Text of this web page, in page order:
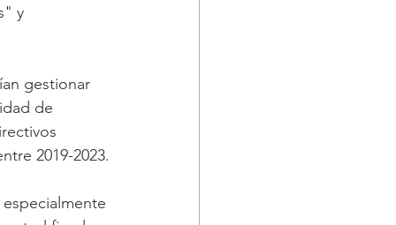
y
gestionar
de
2019-2023.